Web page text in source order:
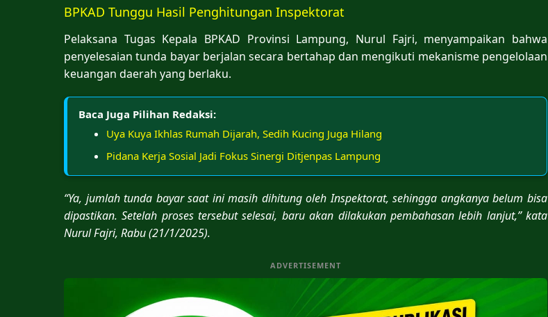
BPKAD Tunggu Hasil Penghitungan Inspektorat
Pelaksana Tugas Kepala BPKAD Provinsi Lampung, Nurul Fajri, menyampaikan bahwa
penyelesaian tunda bayar berjalan secara bertahap dan mengikuti mekanisme pengelolaan
keuangan daerah yang berlaku.
Baca Juga Pilihan Redaksi:
Uya Kuya Ikhlas Rumah Dijarah, Sedih Kucing Juga Hilang
Pidana Kerja Sosial Jadi Fokus Sinergi Ditjenpas Lampung
“Ya, jumlah tunda bayar saat ini masih dihitung oleh Inspektorat, sehingga angkanya belum bisa
dipastikan. Setelah proses tersebut selesai, baru akan dilakukan pembahasan lebih lanjut,” kata
Nurul Fajri, Rabu (21/1/2025).
ADVERTISEMENT